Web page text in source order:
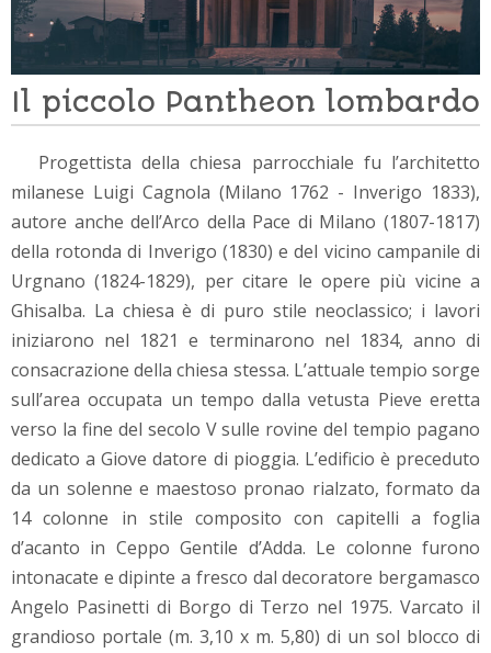
Il piccolo Pantheon lombardo
Progettista della chiesa parrocchiale fu l’architetto
milanese Luigi Cagnola (Milano 1762 - Inverigo 1833),
autore anche dell’Arco della Pace di Milano (1807-1817)
della rotonda di Inverigo (1830) e del vicino campanile di
Urgnano (1824-1829), per citare le opere più vicine a
Ghisalba. La chiesa è di puro stile neoclassico; i lavori
iniziarono nel 1821 e terminarono nel 1834, anno di
consacrazione della chiesa stessa. L’attuale tempio sorge
sull’area occupata un tempo dalla vetusta Pieve eretta
verso la fine del secolo V sulle rovine del tempio pagano
dedicato a Giove datore di pioggia. L’edificio è preceduto
da un solenne e maestoso pronao rialzato, formato da
14 colonne in stile composito con capitelli a foglia
d’acanto in Ceppo Gentile d’Adda. Le colonne furono
intonacate e dipinte a fresco dal decoratore bergamasco
Angelo Pasinetti di Borgo di Terzo nel 1975. Varcato il
grandioso portale (m. 3,10 x m. 5,80) di un sol blocco di